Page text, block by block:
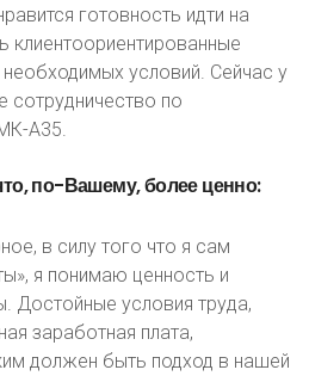
готовность идти на
клиентоориентированные
условий. Сейчас у
сотрудничество по
А35.
по-Вашему,болееценно:
в силу того что я сам
я понимаю ценность и
Достойные условия труда,
заработная плата,
должен быть подход в нашей